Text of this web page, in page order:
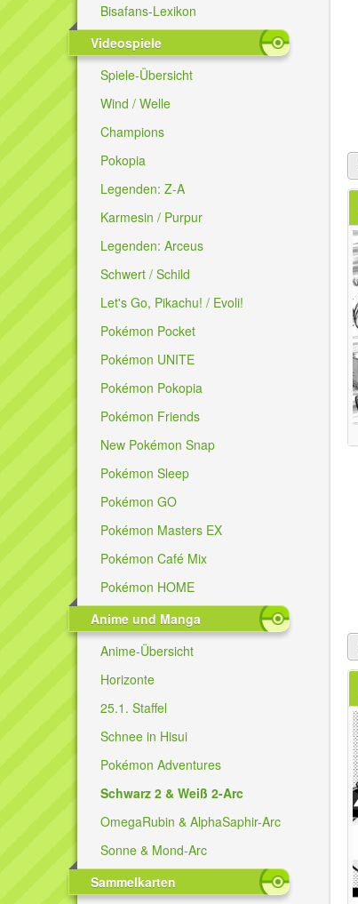
Bisafans-Lexikon
Videospiele
Spiele-Übersicht
Wind / Welle
Champions
Pokopia
Legenden: Z-A
Karmesin / Purpur
Legenden: Arceus
Schwert / Schild
Let's Go, Pikachu! / Evoli!
Pokémon Pocket
Pokémon UNITE
Pokémon Pokopia
Pokémon Friends
New Pokémon Snap
Pokémon Sleep
Pokémon GO
Pokémon Masters EX
Pokémon Café Mix
Pokémon HOME
Anime und Manga
Anime-Übersicht
Horizonte
25.1. Staffel
Schnee in Hisui
Pokémon Adventures
Schwarz 2 & Weiß 2-Arc
OmegaRubin & AlphaSaphir-Arc
Sonne & Mond-Arc
Sammelkarten